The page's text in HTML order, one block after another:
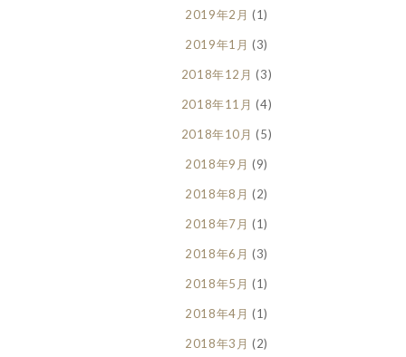
2019年2月 (1)
2019年1月 (3)
2018年12月 (3)
2018年11月 (4)
2018年10月 (5)
2018年9月 (9)
2018年8月 (2)
2018年7月 (1)
2018年6月 (3)
2018年5月 (1)
2018年4月 (1)
2018年3月 (2)